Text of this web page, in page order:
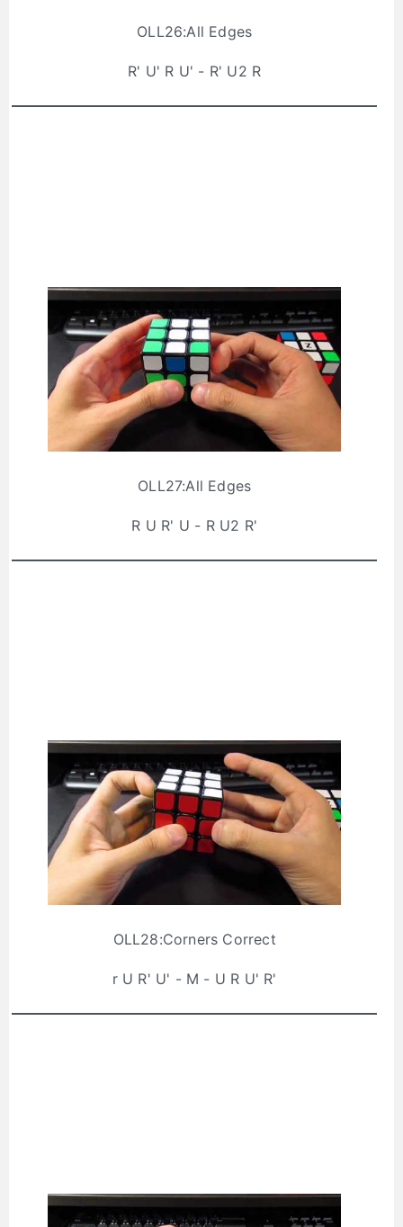
OLL26:All Edges
R' U' R U' - R' U2 R
OLL27:All Edges
R U R' U - R U2 R'
OLL28:Corners Correct
r U R' U' - M - U R U' R'